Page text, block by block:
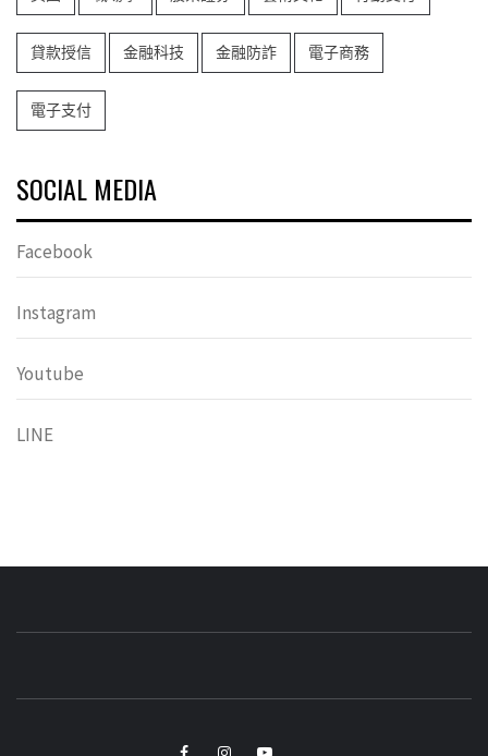
貸款授信 金融科技 金融防詐 電子商務
電子支付
SOCIAL MEDIA
Facebook
Instagram
Youtube
LINE
小粉獅日常